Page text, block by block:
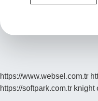
https://www.websel.com.tr
https://softpark.com.tr knight